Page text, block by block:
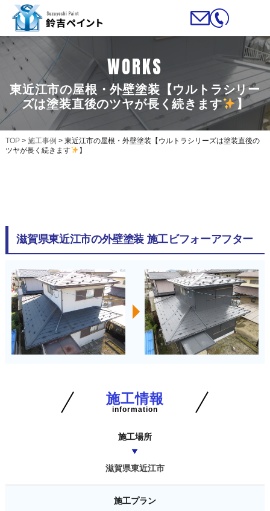
WORKS
東近江市の屋根・外壁塗装【ウルトラシリー
ズは塗装直後のツヤが長く続きます
】
TOP> 施工事例 > 東近江市の屋根・外壁塗装【ウルトラシリーズは塗装直後の
ツヤが長く続きます
】
滋賀県東近江市の外壁塗装 施工ビフォーアフター
施工情報
information
施工場所
滋賀県東近江市
施工プラン